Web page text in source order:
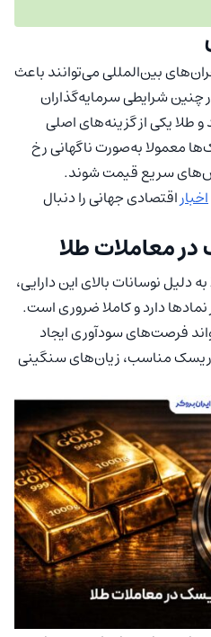
بین‌المللی می‌توانند باعث
چنین شرایطی سرمایه‌گذاران
طلا یکی از گزینه‌های اصلی
معمولا به‌صورت ناگهانی رخ
سریع قیمت شوند.
اخباراقتصادی جهانی را دنبال
معاملات طلا
نوسانات بالای این دارایی،
دارد و کاملا ضروری است.
فرصت‌های سودآوری ایجاد
ریسک مناسب، زیان‌های سنگینی